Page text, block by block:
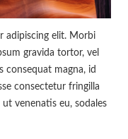
adipiscing elit. Morbi
gravida tortor, vel
consequat magna, id
consectetur fringilla
venenatis eu, sodales